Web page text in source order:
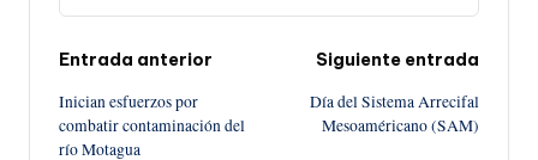
Navegación
de
Entrada anterior
Inician esfuerzos por
combatir contaminación del
río Motagua
Siguiente entrada
Día del Sistema Arrecifal
Mesoaméricano (SAM)